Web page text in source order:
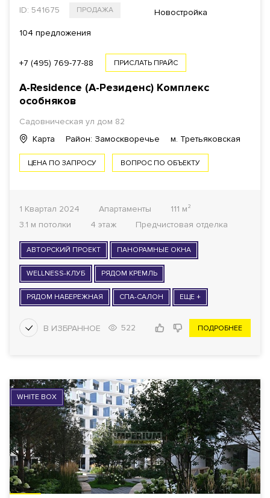
ID: 541675 ПРОДАЖА Новостройка
104 предложения
+7 (495) 769-77-88 ПРИСЛАТЬ ПРАЙС
A-Residence (А-Резиденс) Комплекс
особняков
Садовническая ул дом 82
Карта
Район: Замоскворечье м. Третьяковская
ЦЕНА ПО ЗАПРОСУ ВОПРОС ПО ОБЪЕКТУ
1 Квартал 2024 Апартаменты
111 м²
3.1 м потолки
4 этаж Предчистовая отделка
АВТОРСКИЙ ПРОЕКТ ПАНОРАМНЫЕ ОКНА
WELLNESS-КЛУБ РЯДОМ КРЕМЛЬ
РЯДОМ НАБЕРЕЖНАЯ СПА-САЛОН ЕЩЕ +
522 ПОДРОБНЕЕ
WHITE BOX